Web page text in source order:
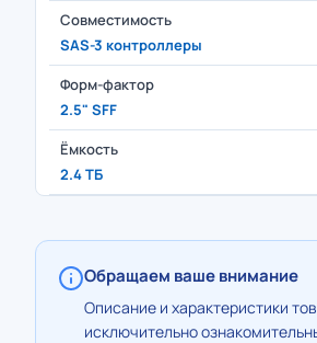
Совместимость
SAS-3 контроллеры
Форм-фактор
2.5" SFF
Ёмкость
2.4 ТБ
Обращаем ваше внимание
Описание и характеристики
исключительно